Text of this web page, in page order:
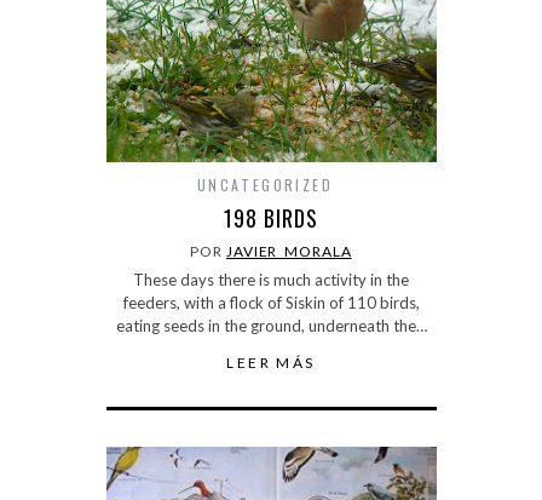
UNCATEGORIZED
198 BIRDS
POR JAVIER_MORALA
These days there is much activity in the
feeders, with a flock of Siskin of 110 birds,
eating seeds in the ground, underneath the…
LEER MÁS